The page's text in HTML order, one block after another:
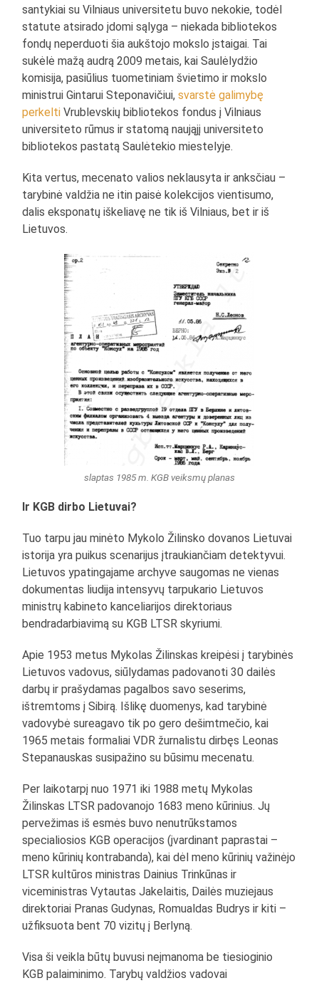
santykiai su Vilniaus universitetu buvo nekokie, todėl
statute atsirado įdomi sąlyga – niekada bibliotekos
fondų neperduoti šia aukštojo mokslo įstaigai. Tai
sukėlė mažą audrą 2009 metais, kai Saulėlydžio
komisija, pasiūlius tuometiniam švietimo ir mokslo
ministrui Gintarui Steponavičiui,svarstė galimybę
perkelti Vrublevskių bibliotekos fondus į Vilniaus
universiteto rūmus ir statomą naująjį universiteto
bibliotekos pastatą Saulėtekio miestelyje.
Kita vertus, mecenato valios neklausyta ir anksčiau –
tarybinė valdžia ne itin paisė kolekcijos vientisumo,
dalis eksponatų iškeliavę ne tik iš Vilniaus, bet ir iš
Lietuvos.
slaptas 1985 m. KGB veiksmų planas
Ir KGB dirbo Lietuvai?
Tuo tarpu jau minėto Mykolo Žilinsko dovanos Lietuvai
istorija yra puikus scenarijus įtraukiančiam detektyvui.
Lietuvos ypatingajame archyve saugomas ne vienas
dokumentas liudija intensyvų tarpukario Lietuvos
ministrų kabineto kanceliarijos direktoriaus
bendradarbiavimą su KGB LTSR skyriumi.
Apie 1953 metus Mykolas Žilinskas kreipėsi į tarybinės
Lietuvos vadovus, siūlydamas padovanoti 30 dailės
darbų ir prašydamas pagalbos savo seserims,
ištremtoms į Sibirą. Išlikę duomenys, kad tarybinė
vadovybė sureagavo tik po gero dešimtmečio, kai
1965 metais formaliai VDR žurnalistu dirbęs Leonas
Stepanauskas susipažino su būsimu mecenatu.
Per laikotarpį nuo 1971 iki 1988 metų Mykolas
Žilinskas LTSR padovanojo 1683 meno kūrinius. Jų
pervežimas iš esmės buvo nenutrūkstamos
specialiosios KGB operacijos (įvardinant paprastai –
meno kūrinių kontrabanda), kai dėl meno kūrinių važinėjo
LTSR kultūros ministras Dainius Trinkūnas ir
viceministras Vytautas Jakelaitis, Dailės muziejaus
direktoriai Pranas Gudynas, Romualdas Budrys ir kiti –
užfiksuota bent 70 vizitų į Berlyną.
Visa ši veikla būtų buvusi neįmanoma be tiesioginio
KGB palaiminimo. Tarybų valdžios vadovai